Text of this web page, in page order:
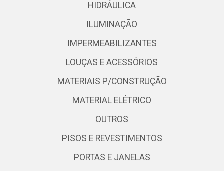
HIDRÁULICA
ILUMINAÇÃO
IMPERMEABILIZANTES
LOUÇAS E ACESSÓRIOS
MATERIAIS P/CONSTRUÇÃO
MATERIAL ELÉTRICO
OUTROS
PISOS E REVESTIMENTOS
PORTAS E JANELAS